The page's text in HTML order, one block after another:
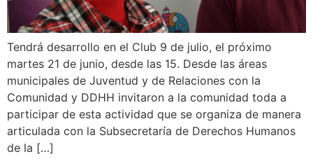
Tendrá desarrollo en el Club 9 de julio, el próximo
martes 21 de junio, desde las 15. Desde las áreas
municipales de Juventud y de Relaciones con la
Comunidad y DDHH invitaron a la comunidad toda a
participar de esta actividad que se organiza de manera
articulada con la Subsecretaría de Derechos Humanos
de la […]